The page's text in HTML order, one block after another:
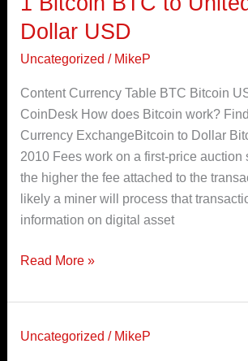
Dollar USD
Uncategorized / MikeP
Content Currency Table BTC Bitcoin
CoinDesk How does Bitcoin work?
Currency ExchangeBitcoin to Dollar
2010 Fees work on a first-price auction
the higher the fee attached to the
likely a miner will process that
information on digital asset
Bitcoin
BTC
to
Read More »
Uncategorized / MikeP